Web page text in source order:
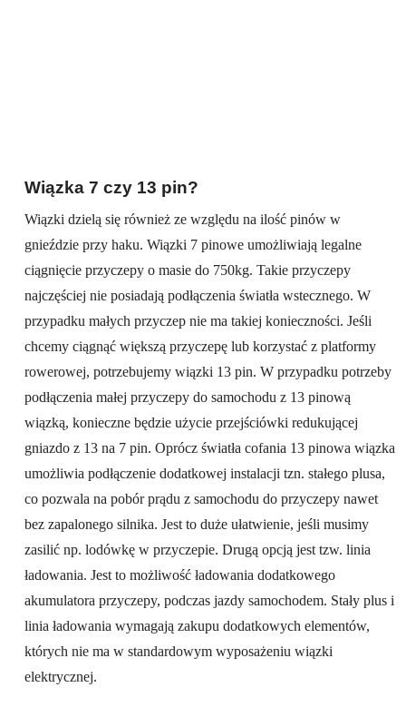
Wiązka 7 czy 13 pin?
Wiązki dzielą się również ze względu na ilość pinów w
gnieździe przy haku. Wiązki 7 pinowe umożliwiają legalne
ciągnięcie przyczepy o masie do 750kg. Takie przyczepy
najczęściej nie posiadają podłączenia światła wstecznego. W
przypadku małych przyczep nie ma takiej konieczności. Jeśli
chcemy ciągnąć większą przyczepę lub korzystać z platformy
rowerowej, potrzebujemy wiązki 13 pin. W przypadku potrzeby
podłączenia małej przyczepy do samochodu z 13 pinową
wiązką, konieczne będzie użycie przejściówki redukującej
gniazdo z 13 na 7 pin. Oprócz światła cofania 13 pinowa wiązka
umożliwia podłączenie dodatkowej instalacji tzn. stałego plusa,
co pozwala na pobór prądu z samochodu do przyczepy nawet
bez zapalonego silnika. Jest to duże ułatwienie, jeśli musimy
zasilić np. lodówkę w przyczepie. Drugą opcją jest tzw. linia
ładowania. Jest to możliwość ładowania dodatkowego
akumulatora przyczepy, podczas jazdy samochodem. Stały plus i
linia ładowania wymagają zakupu dodatkowych elementów,
których nie ma w standardowym wyposażeniu wiązki
elektrycznej.